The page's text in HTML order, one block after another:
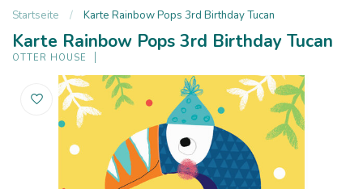
Startseite / Karte Rainbow Pops 3rd Birthday Tucan
Karte Rainbow Pops 3rd Birthday Tucan
OTTER HOUSE